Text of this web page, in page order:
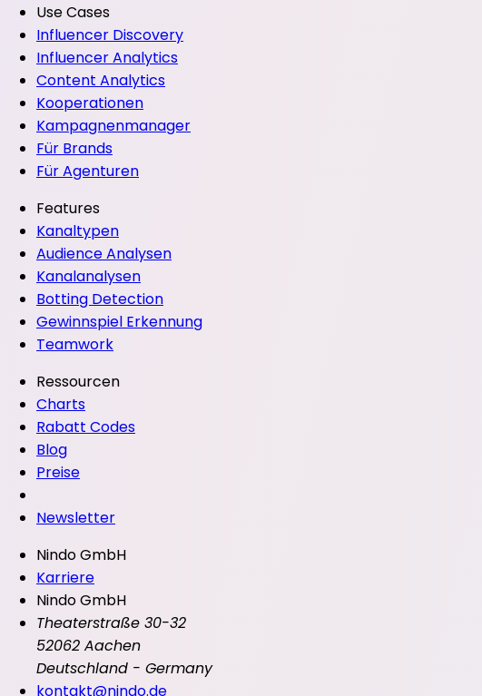
Use Cases
Influencer Discovery
Influencer Analytics
Content Analytics
Kooperationen
Kampagnenmanager
Für Brands
Für Agenturen
Features
Kanaltypen
Audience Analysen
Kanalanalysen
Botting Detection
Gewinnspiel Erkennung
Teamwork
Ressourcen
Charts
Rabatt Codes
Blog
Preise
Newsletter
Nindo GmbH
Karriere
Nindo GmbH
Theaterstraße 30-32
52062 Aachen
Deutschland - Germany
kontakt@nindo.de